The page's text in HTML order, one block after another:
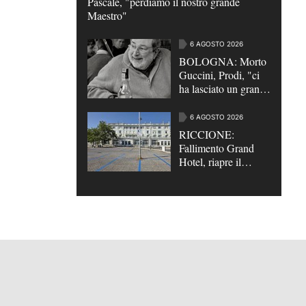
Maestro"
6 AGOSTO 2026
BOLOGNA: Morto
Guccini, Prodi, "ci
ha lasciato un grande
6 AGOSTO 2026
RICCIONE:
Fallimento Grand
Hotel, riapre il